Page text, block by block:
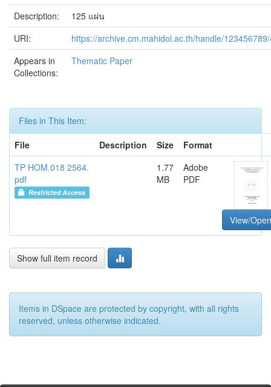
Description:
125 แผ่น
URI:
https://archive.cm.mahidol.ac.th/handle/
Appears in
Collections:
Thematic Paper
Files in This Item:
File
Description Size
Format
TP HOM.018 2564.
pdf
Restricted Access
1.77
MB
Adobe
PDF
View/Open
Show full item record
Items in DSpace are protected by copyright, with all rights
reserved, unless otherwise indicated.